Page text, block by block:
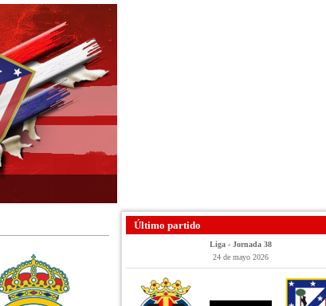
Último partido
Liga - Jornada 38
24 de mayo 2026